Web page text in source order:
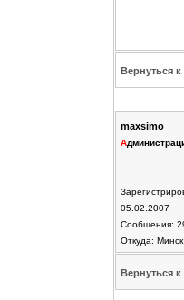
Вернуться к
maxsimo
А
05.02.2007
Сообщения:
Откуда: Минск
Вернуться к